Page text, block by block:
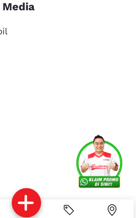
About Us
Article
Media